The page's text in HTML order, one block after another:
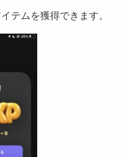
テムを獲得できます。